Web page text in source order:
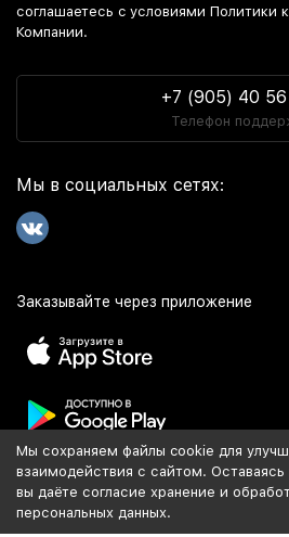
России. Среди них:Москва.
можно в Краснодаре, Анапе и
соглашаетесь c условиями Политики
Компании.
+7 (905) 40
Телефон
Мы в социальных сетях:
Заказывайте через приложение
Популярное
Мы сохраняем файлы cookie для
взаимодействия с сайтом. Оставаясь
вы даёте согласие хранение и
персональных данных.